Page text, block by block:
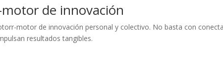
de innovación
motor de innovación personal y colectivo. No basta con
resultados tangibles.